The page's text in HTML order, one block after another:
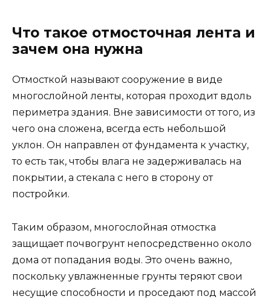
Что такое отмосточная лента и
зачем она нужна
Отмосткой называют сооружение в виде
многослойной ленты, которая проходит вдоль
периметра здания. Вне зависимости от того, из
чего она сложена, всегда есть небольшой
уклон. Он направлен от фундамента к участку,
то есть так, чтобы влага не задерживалась на
покрытии, а стекала с него в сторону от
постройки.
Таким образом, многослойная отмостка
защищает почвогрунт непосредственно около
дома от попадания воды. Это очень важно,
поскольку увлажненные грунты теряют свои
несущие способности и проседают под массой